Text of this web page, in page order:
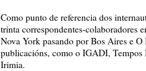
Como punto de referencia dos
trinta correspondentes-colaboradores
Nova York pasando por Bos Aires e
publicacións, como o IGADI, Tempos
Irimia.